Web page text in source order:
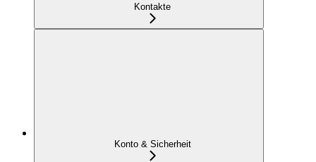
Kontakte
Konto & Sicherheit